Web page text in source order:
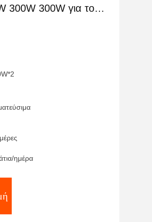
300W 300W για το
ημέρα